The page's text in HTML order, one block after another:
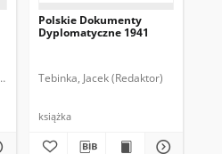
Liszczyk, Dorota. Polski Instytut Spraw
Polskie Dokumenty
Dyplomatyczne 1941
Tebinka, Jacek (Redaktor)
książka